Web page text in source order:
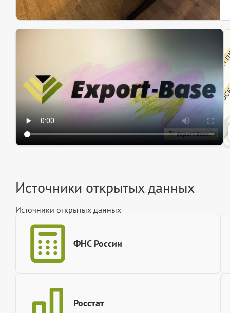
Источники открытых данных
Источники открытых данных
ФНС России
Росстат